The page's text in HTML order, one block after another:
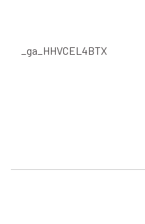
_ga_HHVCEL4BTX